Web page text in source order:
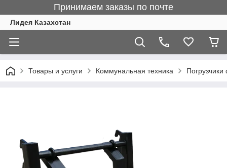
Принимаем заказы по почте
Лидея Казахстан
Товары и услуги Коммунальная техника